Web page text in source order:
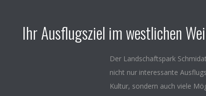
Ihr Ausflugsziel im westlichen
Der Landschaftspark
nicht nur interessante
Kultur, sondern auch viele